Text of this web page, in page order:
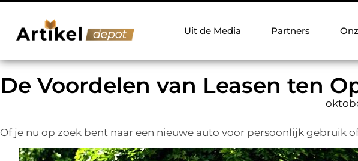
Uit de Media Partners
De Voordelen van Leasen ten
Of je nu op zoek bent naar een nieuwe auto voor persoonlijk gebruik